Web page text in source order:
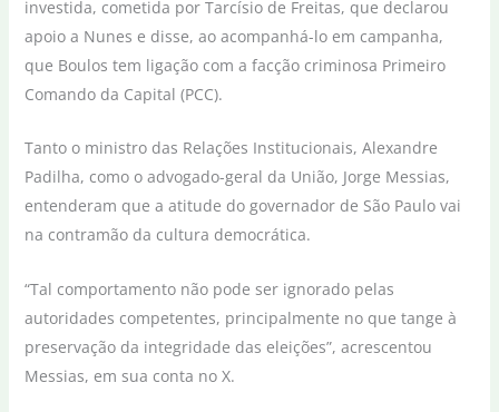
investida, cometida por Tarcísio de Freitas, que declarou
apoio a Nunes e disse, ao acompanhá-lo em campanha,
que Boulos tem ligação com a facção criminosa Primeiro
Comando da Capital (PCC).
Tanto o ministro das Relações Institucionais, Alexandre
Padilha, como o advogado-geral da União, Jorge Messias,
entenderam que a atitude do governador de São Paulo vai
na contramão da cultura democrática.
“Tal comportamento não pode ser ignorado pelas
autoridades competentes, principalmente no que tange à
preservação da integridade das eleições”, acrescentou
Messias, em sua conta no X.